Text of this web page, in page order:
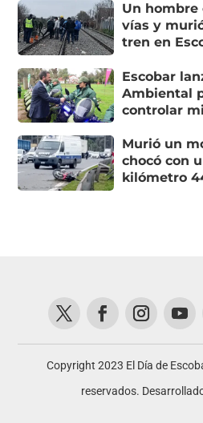
Un hombre
vías y
tren en
Escobar
Ambiental
controlar
Murió un
chocó con
kilómetro
Copyright 2023 El Día de
reservados.